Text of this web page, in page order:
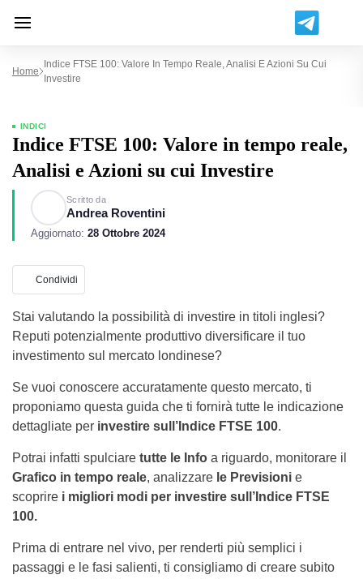
Home
Indice FTSE 100: Valore In Tempo Reale, Analisi E Azioni Su Cui
Investire
INDICI
Indice FTSE 100: Valore in tempo reale,
Analisi e Azioni su cui Investire
Scritto da
Andrea Roventini
Aggiornato: 28 Ottobre 2024
Condividi
Stai valutando la possibilità di investire in titoli inglesi?
Reputi potenzialmente produttivo diversificare il tuo
investimento sul mercato londinese?
Se vuoi conoscere accuratamente questo mercato, ti
proponiamo questa guida che ti fornirà tutte le indicazione
dettagliate per investire sull’Indice FTSE 100.
Potrai infatti spulciare tutte le Info a riguardo, monitorare il
Grafico in tempo reale, analizzare le Previsioni e
scoprire i migliori modi per investire sull’Indice FTSE
100.
Prima di entrare nel vivo, per renderti più semplici i
passaggi e le fasi salienti, ti consigliamo di creare subito